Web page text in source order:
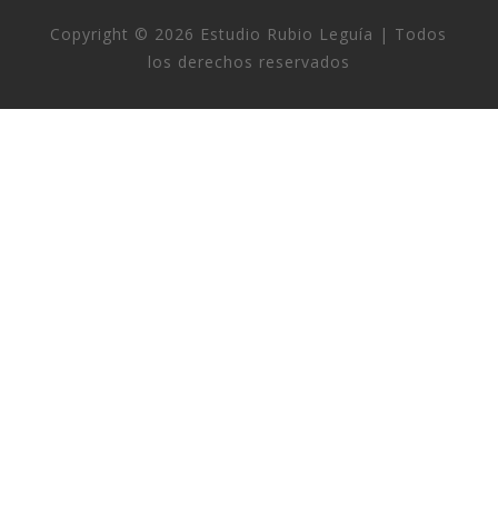
Copyright © 2026 Estudio Rubio Leguía | Todos
los derechos reservados